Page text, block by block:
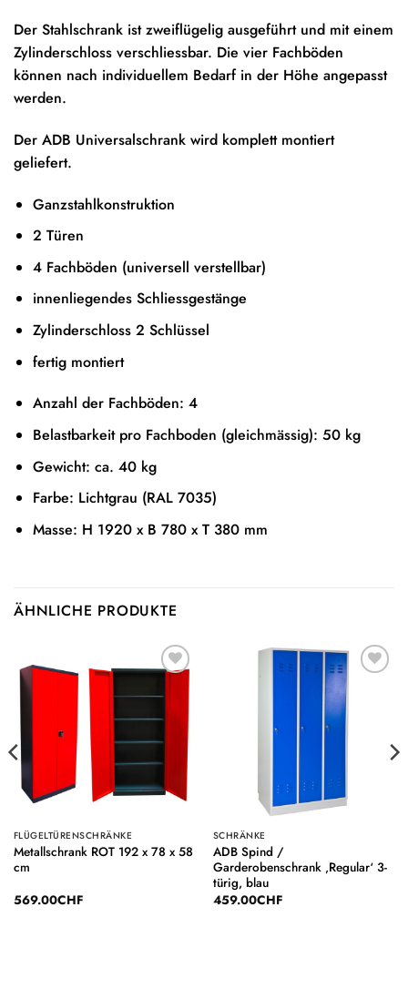
Der Stahlschrank ist zweiflügelig ausgeführt und mit einem
Zylinderschloss verschliessbar. Die vier Fachböden
können nach individuellem Bedarf in der Höhe angepasst
werden.
Der ADB Universalschrank wird komplett montiert
geliefert.
Ganzstahlkonstruktion
2 Türen
4 Fachböden (universell verstellbar)
innenliegendes Schliessgestänge
Zylinderschloss 2 Schlüssel
fertig montiert
Anzahl der Fachböden: 4
Belastbarkeit pro Fachboden (gleichmässig): 50 kg
Gewicht: ca. 40 kg
Farbe: Lichtgrau (RAL 7035)
Masse: H 1920 x B 780 x T 380 mm
ÄHNLICHE PRODUKTE
Wunschliste
FLÜGELTÜRENSCHRÄNKE
Metallschrank ROT 192 x 78 x 58
cm
569.00CHF
Auf die
Wunschliste
SCHRÄNKE
ADB Spind /
Garderobenschrank ‚Regular‘ 3-
türig, blau
459.00CHF